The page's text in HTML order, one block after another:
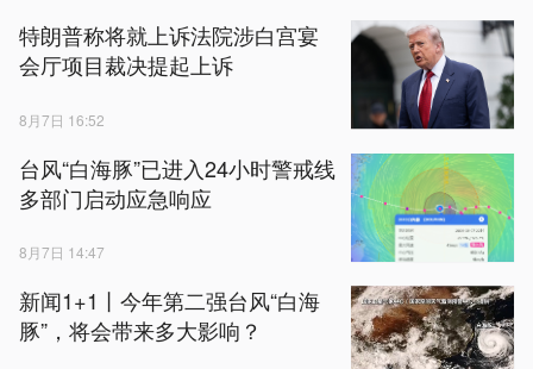
特朗普称将就上诉法院涉白宫宴
会厅项目裁决提起上诉
8月7日 16:52
台风“白海豚”已进入24小时警戒线
多部门启动应急响应
8月7日 14:47
新闻1+1丨今年第二强台风“白海
豚”，将会带来多大影响？